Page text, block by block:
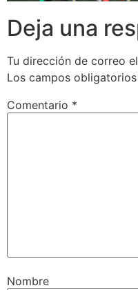
Deja una
Tu dirección de correo
Los campos
Comentario *
Nombre